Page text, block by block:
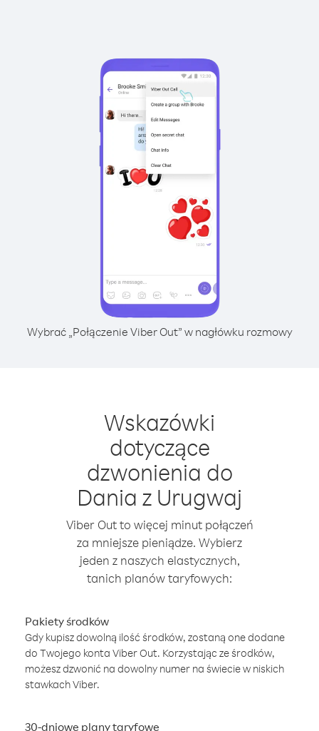
Wybrać „Połączenie Viber Out” w nagłówku rozmowy
Wskazówki
dotyczące
dzwonienia do
Dania z Urugwaj
Viber Out to więcej minut połączeń
za mniejsze pieniądze. Wybierz
jeden z naszych elastycznych,
tanich planów taryfowych:
Pakiety środków
Gdy kupisz dowolną ilość środków, zostaną one dodane
do Twojego konta Viber Out. Korzystając ze środków,
możesz dzwonić na dowolny numer na świecie w niskich
stawkach Viber.
30-dniowe plany taryfowe